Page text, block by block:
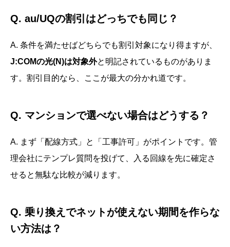
Q. au/UQの割引はどっちでも同じ？
A. 条件を満たせばどちらでも割引対象になり得ますが、
J:COMの光(N)は対象外と明記されているものがありま
す。割引目的なら、ここが最大の分かれ道です。
Q. マンションで選べない場合はどうする？
A. まず「配線方式」と「工事許可」がポイントです。管
理会社にテンプレ質問を投げて、入る回線を先に確定さ
せると無駄な比較が減ります。
Q. 乗り換えでネットが使えない期間を作らな
い方法は？